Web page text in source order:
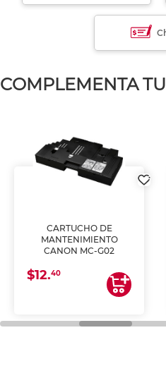
COMPLEMENTA
CARTUCHO DE
MANTENIMIENTO
CANON MC-G02
$12.40